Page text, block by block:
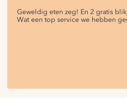
Geweldig eten zeg! En 2 gratis
Wat een top service we hebben